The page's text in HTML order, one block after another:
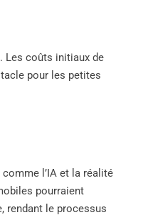
Les coûts initiaux de
pour les petites
l’IA et la réalité
pourraient
rendant le processus